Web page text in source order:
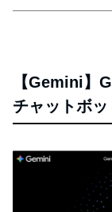
【Gemini】
チャットボッ